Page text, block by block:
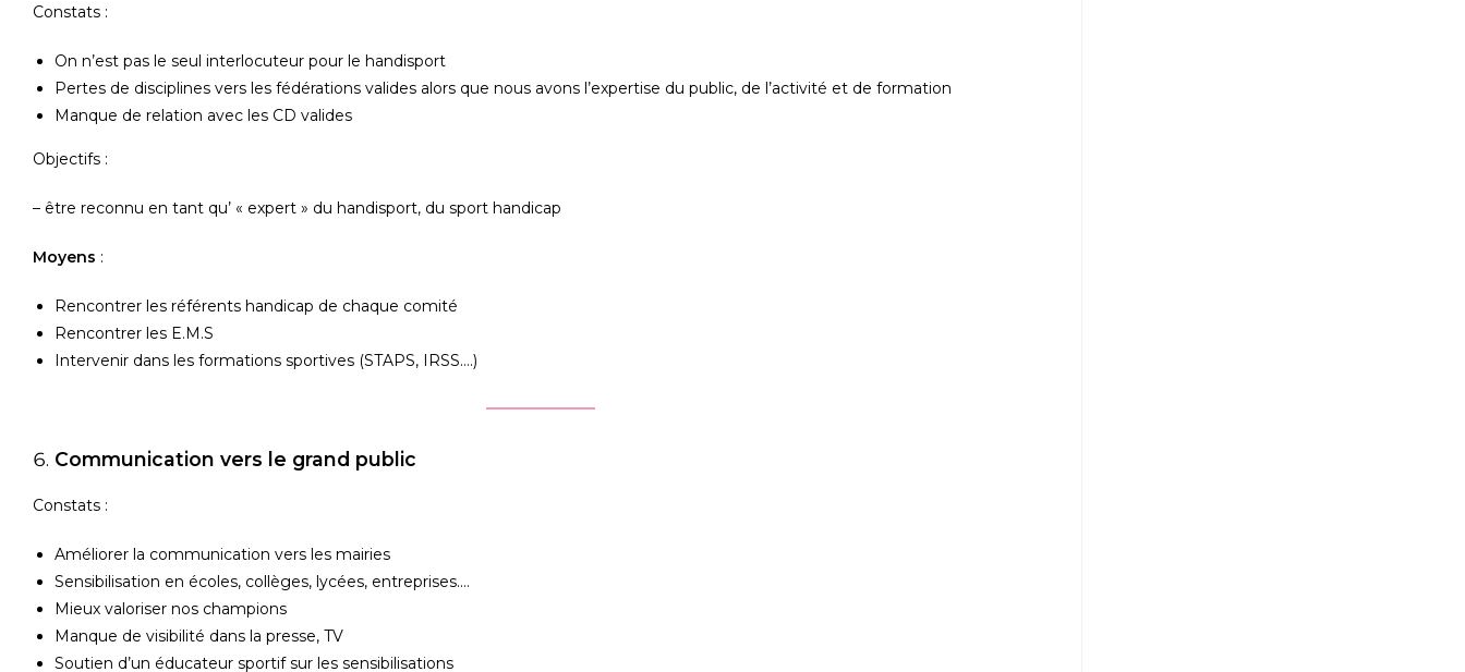
Constats :
On n’est pas le seul interlocuteur pour le handisport
Pertes de disciplines vers les fédérations valides alors que nous avons l’expertise du public, de l’activité et de formation
Manque de relation avec les CD valides
Objectifs :
– être reconnu en tant qu’ « expert » du handisport, du sport handicap
Moyens :
Rencontrer les référents handicap de chaque comité
Rencontrer les E.M.S
Intervenir dans les formations sportives (STAPS, IRSS….)
Communication vers le grand public
Constats :
Améliorer la communication vers les mairies
Sensibilisation en écoles, collèges, lycées, entreprises….
Mieux valoriser nos champions
Manque de visibilité dans la presse, TV
Soutien d’un éducateur sportif sur les sensibilisations